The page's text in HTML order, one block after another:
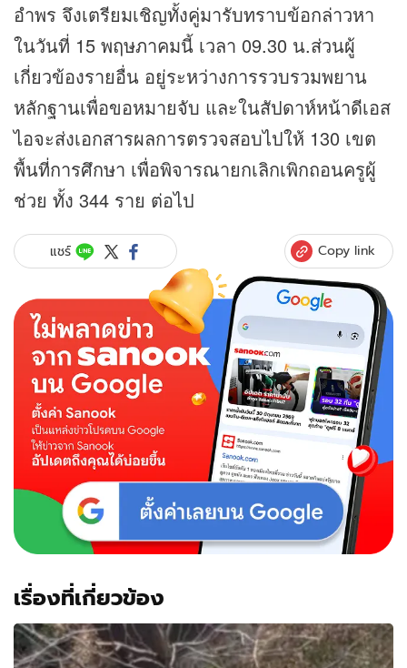
อำพร จึงเตรียมเชิญทั้งคู่มารับทราบข้อกล่าวหา
ในวันที่ 15 พฤษภาคมนี้ เวลา 09.30 น.ส่วนผู้
เกี่ยวข้องรายอื่น อยู่ระหว่างการรวบรวมพยาน
หลักฐานเพื่อขอหมายจับ และในสัปดาห์หน้าดีเอส
ไอจะส่งเอกสารผลการตรวจสอบไปให้ 130 เขต
พื้นที่การศึกษา เพื่อพิจารณายกเลิกเพิกถอนครูผู้
ช่วย ทั้ง 344 ราย ต่อไป
แชร์ Copy link
เรื่องที่เกี่ยวข้อง